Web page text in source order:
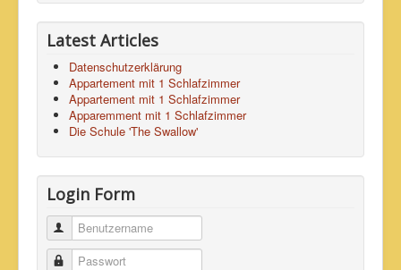
Latest Articles
Datenschutzerklärung
Appartement mit 1 Schlafzimmer
Appartement mit 1 Schlafzimmer
Apparemment mit 1 Schlafzimmer
Die Schule 'The Swallow'
Login Form
Benutzername
Passwort